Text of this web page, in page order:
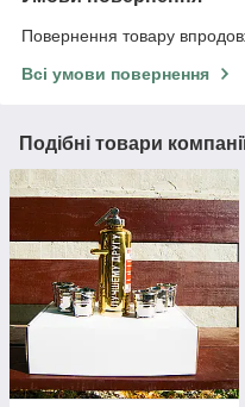
Повернення товару
Всі умови повернення
Подібні товари